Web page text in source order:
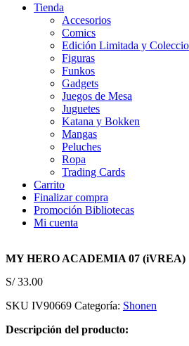
Tienda
Accesorios
Comics
Edición Limitada y
Figuras
Funkos
Gadgets
Juegos de Mesa
Juguetes
Katana y Bokken
Mangas
Peluches
Ropa
Trading Cards
Carrito
Finalizar compra
Promoción Bibliotecas
Mi cuenta
MY HERO ACADEMIA 07 (iVREA)
S/33.00
SKU IV90669 Categoría: Shonen
Descripción del producto: